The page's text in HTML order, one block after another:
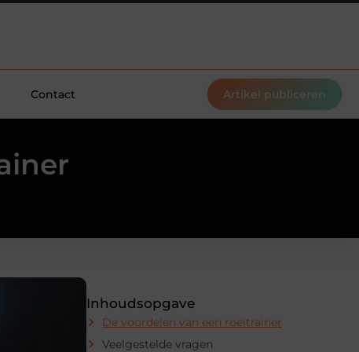
Contact Artikel publiceren
Inhoudsopgave
De voordelen van een roeitrainer
Veelgestelde vragen